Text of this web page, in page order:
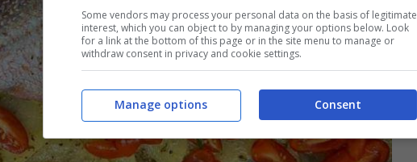
Some vendors may process your personal data on the basis of legitimate
interest, which you can object to by managing your options below. Look
for a link at the bottom of this page or in the site menu to manage or
withdraw consent in privacy and cookie settings.
Consent
Manage options